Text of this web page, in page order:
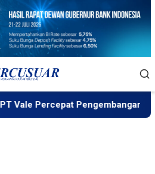
Percepat Pengembangan Proyek